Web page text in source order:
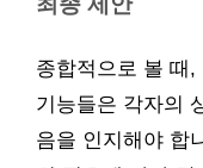
종합적으로 볼 때
기능들은 각자의
음을 인지해야 합